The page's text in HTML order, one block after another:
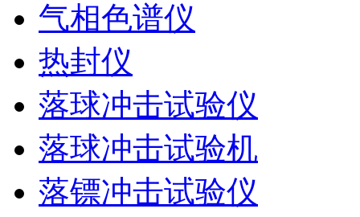
气相色谱仪
热封仪
落球冲击试验仪
落球冲击试验机
落镖冲击试验仪